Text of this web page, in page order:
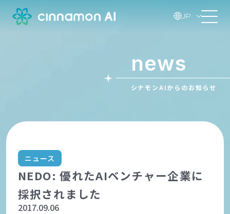
JP
news
シナモンAIからのお知らせ
ニュース
NEDO: 優れたAIベンチャー企業に
採択されました
2017.09.06